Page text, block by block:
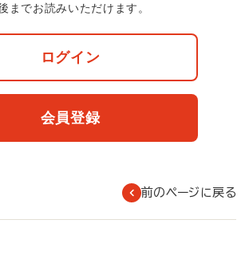
までお読みいただけます。
ログイン
会員登録
前のページに戻る